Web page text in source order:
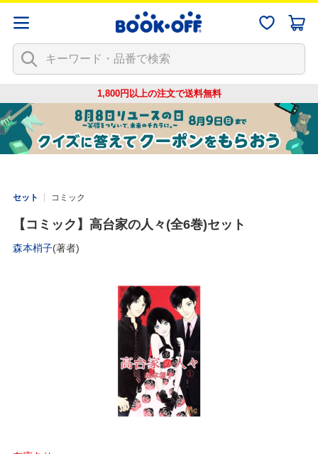
1,800円以上の注文で送料無料
セット コミック
【コミック】高台家の人々(全6巻)セット
森本梢子(著者)